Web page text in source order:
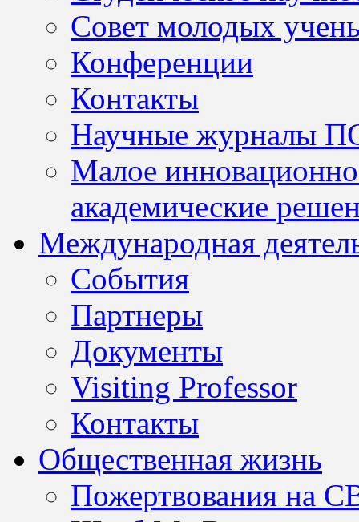
Совет молодых
Конференции
Контакты
Научные журналы
Малое
академические
Международная
События
Партнеры
Документы
Visiting Professor
Контакты
Общественная жизнь
Пожертвования на